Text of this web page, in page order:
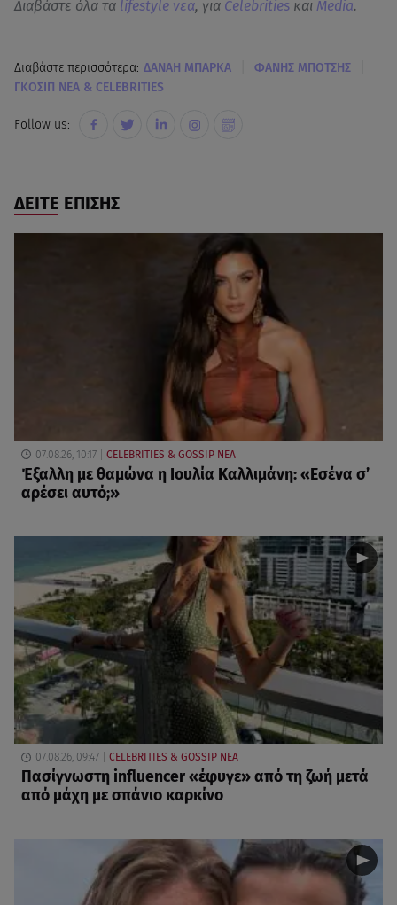
Διαβάστε όλα τα lifestyle νεα, για Celebrities και Media.
Διαβάστε περισσότερα: ΔΑΝΑΗ ΜΠΑΡΚΑ ΦΑΝΗΣ ΜΠΟΤΣΗΣ
ΓΚΟΣΙΠ ΝΕΑ & CELEBRITIES
Follow us:
ΔΕΙΤΕ ΕΠΙΣΗΣ
07.08.26, 10:17 CELEBRITIES & GOSSIP ΝΕΑ
Έξαλλη με θαμώνα η Ιουλία Καλλιμάνη: «Εσένα σ’
αρέσει αυτό;»
07.08.26, 09:47 CELEBRITIES & GOSSIP ΝΕΑ
Πασίγνωστη influencer «έφυγε» από τη ζωή μετά
από μάχη με σπάνιο καρκίνο